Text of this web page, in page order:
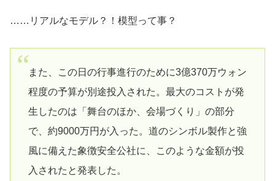
……リアルなモデル？！模型って事？
また、この日の行事進行のために3億370万ウォン
程度の予算が別途投入された。最大のコストが発
生したのは「舞台のほか、会場づくり」の部分
で、約9000万円が入った。道のシンボル製作と強
風に備えた象徴安全公社に、このような金額が投
入されたと発表した。